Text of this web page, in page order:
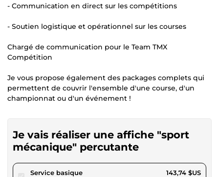
- Communication en direct sur les compétitions
- Soutien logistique et opérationnel sur les courses
Chargé de communication pour le Team TMX
Compétition
Je vous propose également des packages complets qui
permettent de couvrir l'ensemble d'une course, d'un
championnat ou d'un événement !
Je vais réaliser une affiche "sport
mécanique" percutante
Service basiquepour 132,47 $US 143,74 $US